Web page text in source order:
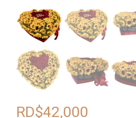
RD$42,000